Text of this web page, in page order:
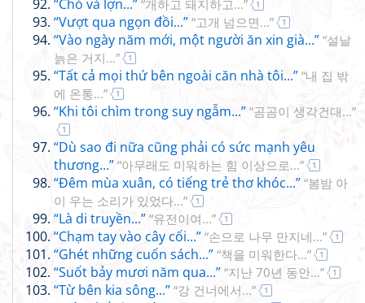
“Chó và lợn...” “개하고 돼지하고...” 1
“Vượt qua ngọn đồi...” “고개 넘으면...” 1
“Vào ngày năm mới, một người ăn xin già...” “설날
늙은 거지...”
1
“Tất cả mọi thứ bên ngoài căn nhà tôi...” “내 집 밖
에 온통...”
1
“Khi tôi chìm trong suy ngẫm...” “곰곰이 생각건대...”
1
“Dù sao đi nữa cũng phải có sức mạnh yêu
thương...” “아무래도 미워하는 힘 이상으로...” 1
“Đêm mùa xuân, có tiếng trẻ thơ khóc...” “봄밤 아
이 우는 소리가 있었다...”
1
“Là di truyền...” “유전이여...” 1
“Chạm tay vào cây cối...” “손으로 나무 만지네...” 1
“Ghét những cuốn sách...” “책을 미워한다...” 1
“Suốt bảy mươi năm qua...” “지난 70년 동안...” 1
“Từ bên kia sông...” “강 건너에서...” 1